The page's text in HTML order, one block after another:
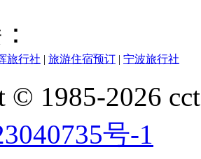
旅行社 | 旅游住宿预订 | 宁波旅行社
© 1985-2026
号-1